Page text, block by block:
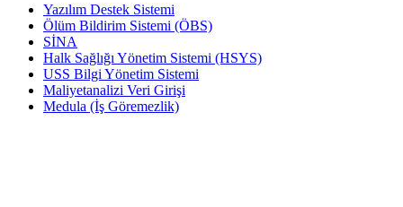
Yazılım Destek Sistemi
Ölüm Bildirim Sistemi (ÖBS)
SİNA
Halk Sağlığı Yönetim Sistemi (HSYS)
USS Bilgi Yönetim Sistemi
Maliyetanalizi Veri Girişi
Medula (İş Göremezlik)